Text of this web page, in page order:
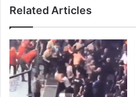
ж
с
т
в
а
е
к
и
в
э
Related Articles